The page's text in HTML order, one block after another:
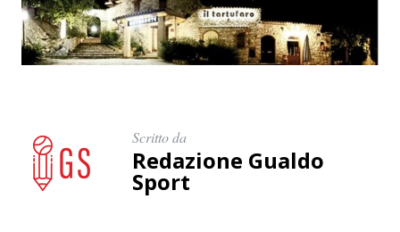
Scritto da
Redazione Gualdo
Sport